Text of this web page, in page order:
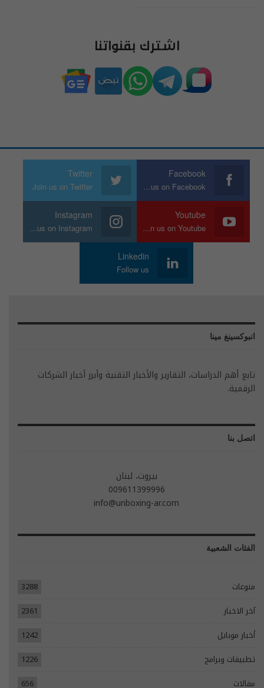
اشترك بقنواتنا
Facebook
Join us on Facebook
Twitter
Join us on Twitter
Youtube
Join us on Youtube
Instagram
Join us on Instagram
Linkedin
Follow us
انبوكسينغ مينا
تابع أهم الدراسات، التقارير والأخبار التقنية وأبرز أخبار الشركات
الرقمية.
اتصل بنا
بيروت، لبنان
009611399996
info@unboxing-ar.com
الفئات الشعبية
منوعات
3288
آخر الاخبار
2361
أخبار موبايل
1242
تطبيقات وبرامج
1226
مقالات
656